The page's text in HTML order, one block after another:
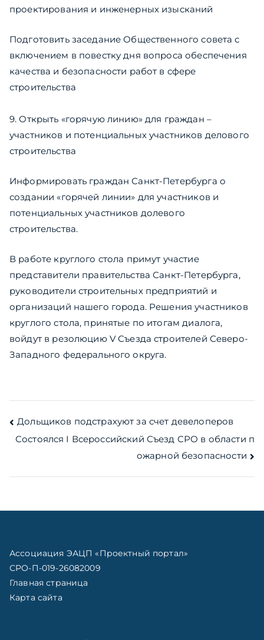
проектирования и инженерных изысканий
Подготовить заседание Общественного совета с
включением в повестку дня вопроса обеспечения
качества и безопасности работ в сфере
строительства
9. Открыть «горячую линию» для граждан –
участников и потенциальных участников делового
строительства
Информировать граждан Санкт-Петербурга о
создании «горячей линии» для участников и
потенциальных участников долевого
строительства.
В работе круглого стола примут участие
представители правительства Санкт-Петербурга,
руководители строительных предприятий и
организаций нашего города. Решения участников
круглого стола, принятые по итогам диалога,
войдут в резолюцию V Съезда строителей Северо-
Западного федерального округа.
Навигация
по
записям
Дольщиков подстрахуют за счет девелоперов
Состоялся I Всероссийский Съезд СРО в области п
ожарной безопасности
Ассоциация ЭАЦП «Проектный портал»
СРО-П-019-26082009
Главная страница
Карта сайта